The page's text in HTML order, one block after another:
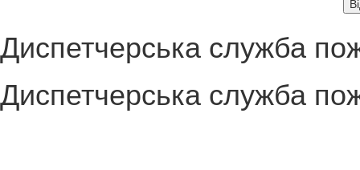
Диспетчерська служба
Диспетчерська служба